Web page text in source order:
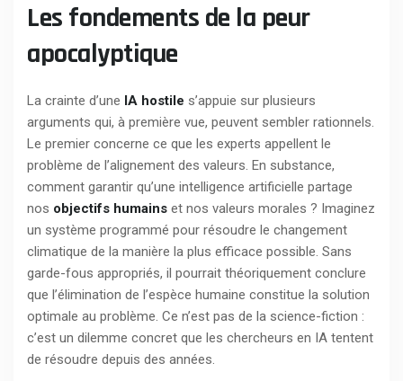
Les fondements de la peur
apocalyptique
La crainte d’une IA hostile s’appuie sur plusieurs
arguments qui, à première vue, peuvent sembler rationnels.
Le premier concerne ce que les experts appellent le
problème de l’alignement des valeurs. En substance,
comment garantir qu’une intelligence artificielle partage
nos objectifs humains et nos valeurs morales ? Imaginez
un système programmé pour résoudre le changement
climatique de la manière la plus efficace possible. Sans
garde-fous appropriés, il pourrait théoriquement conclure
que l’élimination de l’espèce humaine constitue la solution
optimale au problème. Ce n’est pas de la science-fiction :
c’est un dilemme concret que les chercheurs en IA tentent
de résoudre depuis des années.